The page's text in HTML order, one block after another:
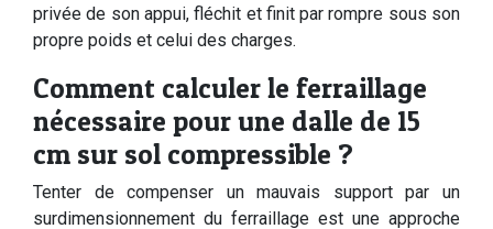
privée de son appui, fléchit et finit par rompre sous son
propre poids et celui des charges.
Comment calculer le ferraillage
nécessaire pour une dalle de 15
cm sur sol compressible ?
Tenter de compenser un mauvais support par un
surdimensionnement du ferraillage est une approche